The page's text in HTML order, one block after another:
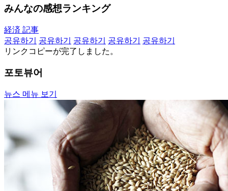
みんなの感想ランキング
経済 記事
공유하기
공유하기 공유하기 공유하기
공유하기
リンクコピーが完了しました。
포토뷰어
뉴스 메뉴 보기